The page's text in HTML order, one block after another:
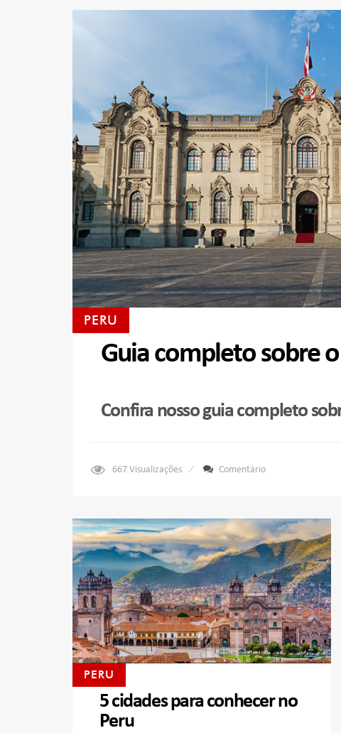
PERU
Guia completo sobre
Confira nosso guia completo
667Visualizações Comentário
PERU
5 cidades para conhecer no
Peru